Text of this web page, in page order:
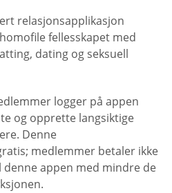
relasjonsapplikasjon
fellesskapet med
dating og seksuell
logger på appen
og opprette langsiktige
Denne
medlemmer betaler ikke
appen med mindre de